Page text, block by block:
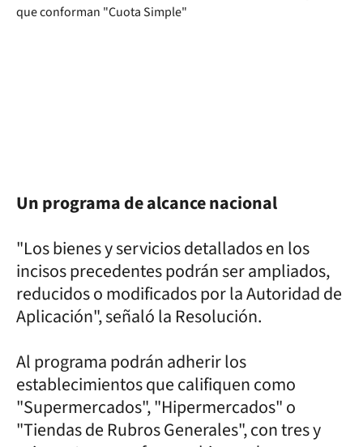
Un programa de alcance nacional
"Los bienes y servicios detallados en los
incisos precedentes podrán ser ampliados,
reducidos o modificados por la Autoridad de
Aplicación", señaló la Resolución.
Al programa podrán adherir los
establecimientos que califiquen como
"Supermercados", "Hipermercados" o
"Tiendas de Rubros Generales", con tres y